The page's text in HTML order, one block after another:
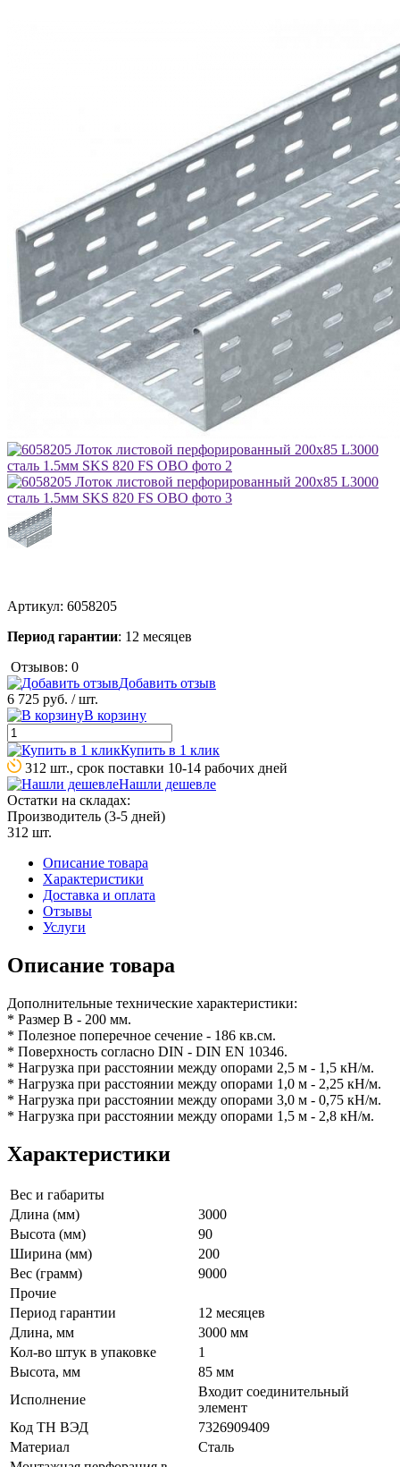
Артикул: 6058205
Период гарантии: 12 месяцев
Отзывов: 0
Добавить отзыв
6 725 руб. / шт.
В корзину
Купить в 1 клик
312 шт., срок поставки 10-14 рабочих дней
Нашли дешевле
Остатки на складах:
Производитель (3-5 дней)
312 шт.
Описание товара
Характеристики
Доставка и оплата
Отзывы
Услуги
Описание товара
Дополнительные технические характеристики:
* Размер В - 200 мм.
* Полезное поперечное сечение - 186 кв.см.
* Поверхность согласно DIN - DIN EN 10346.
* Нагрузка при расстоянии между опорами 2,5 м - 1,5 кН/м.
* Нагрузка при расстоянии между опорами 1,0 м - 2,25 кН/м.
* Нагрузка при расстоянии между опорами 3,0 м - 0,75 кН/м.
* Нагрузка при расстоянии между опорами 1,5 м - 2,8 кН/м.
Характеристики
Вес и габариты
Длина (мм)
3000
Высота (мм)
90
Ширина (мм)
200
Вес (грамм)
9000
Прочие
Период гарантии
12 месяцев
Длина, мм
3000 мм
Кол-во штук в упаковке
1
Высота, мм
85 мм
Исполнение
Входит соединительный
элемент
Код ТН ВЭД
7326909409
Материал
Сталь